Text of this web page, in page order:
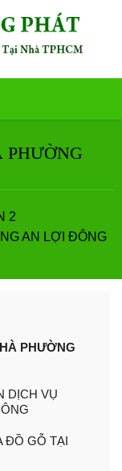
2
AN LỢI ĐÔNG
PHƯỜNG
DỊCH VỤ
ĐỒ GỖ TẠI